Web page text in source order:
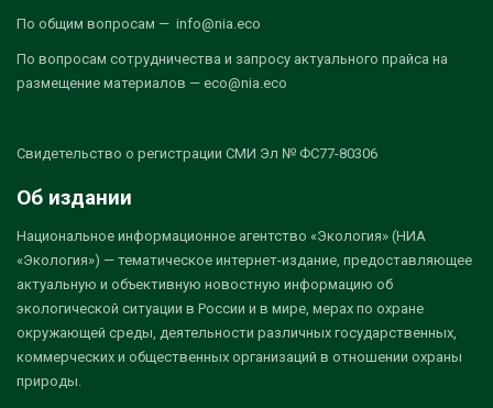
По общим вопросам — info@nia.eco
По вопросам сотрудничества и запросу актуального прайса на
размещение материалов — eco@nia.eco
Свидетельство о регистрации СМИ Эл № ФС77-80306
Об издании
Национальное информационное агентство «Экология» (НИА
«Экология») — тематическое интернет-издание, предоставляющее
актуальную и объективную новостную информацию об
экологической ситуации в России и в мире, мерах по охране
окружающей среды, деятельности различных государственных,
коммерческих и общественных организаций в отношении охраны
природы.